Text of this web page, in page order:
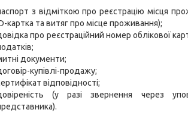
з відміткою про реєстрацію місця
картка та витяг про місце проживання);
про реєстраційний номер облікової
документи;
купівлі-продажу;
відповідності;
(у разі звернення через